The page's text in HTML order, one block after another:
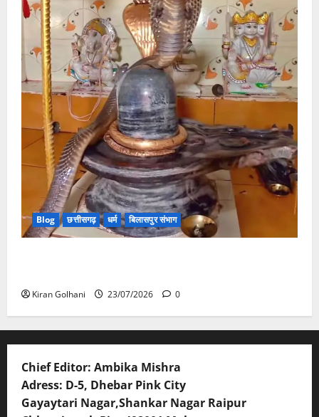
Blog छत्तीसगढ़ धर्म बिलासपुर संभाग
Kiran Golhani 23/07/2026 0
Chief Editor: Ambika Mishra
Adress: D-5, Dhebar Pink City
Gayaytari Nagar,Shankar Nagar Raipur